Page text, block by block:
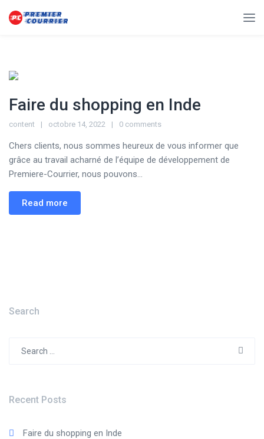
Faire du shopping en Inde
content octobre 14, 2022 0 comments
Chers clients, nous sommes heureux de vous informer que
grâce au travail acharné de l’équipe de développement de
Premiere-Courrier, nous pouvons...
Read more
Search
Recent Posts
Faire du shopping en Inde